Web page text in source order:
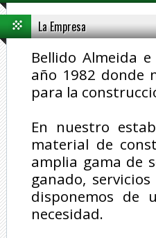
La Empresa
Bellido Almeida
año 1982 donde
para la
En nuestro
material de
amplia gama de
ganado,
disponemos de
necesidad.